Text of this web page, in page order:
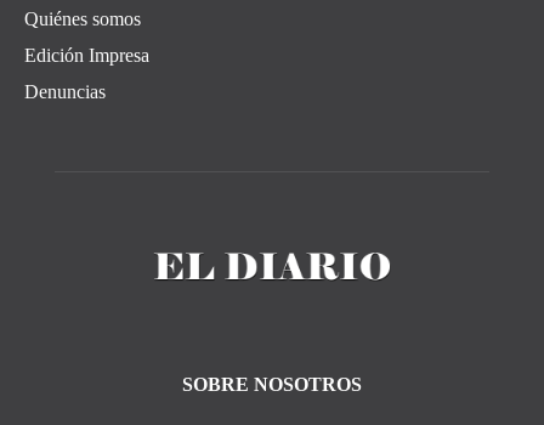
Quiénes somos
Edición Impresa
Denuncias
SOBRE NOSOTROS